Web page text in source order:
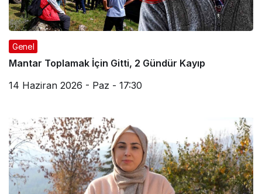
Genel
Mantar Toplamak İçin Gitti, 2 Gündür Kayıp
14 Haziran 2026 - Paz - 17:30